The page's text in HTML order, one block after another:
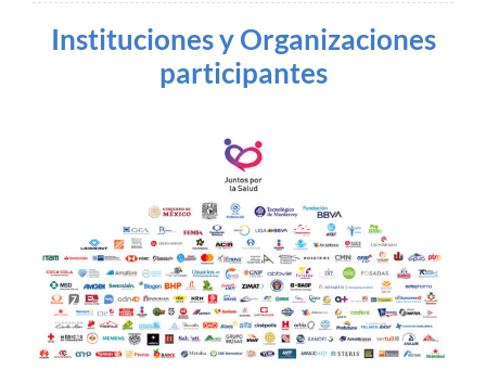
Instituciones y Organizaciones
participantes